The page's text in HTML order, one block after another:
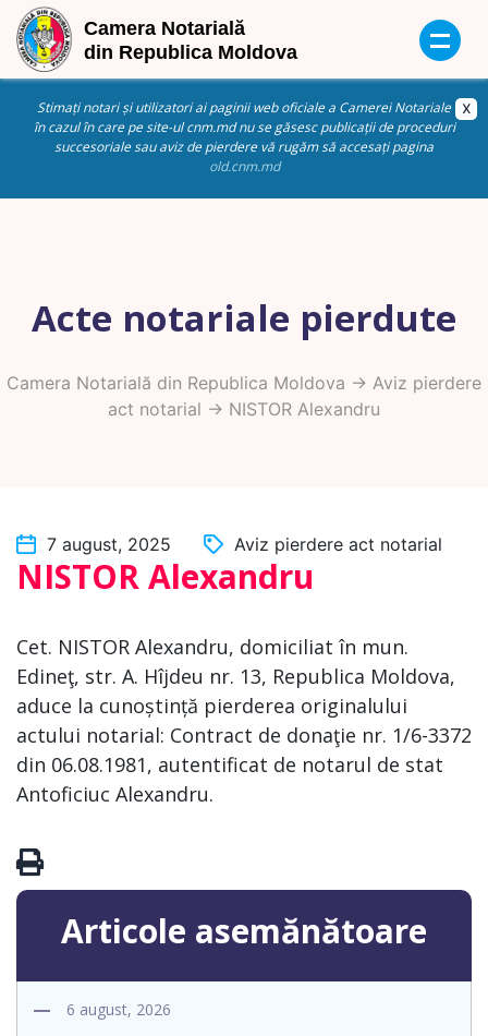
Stimați notari și utilizatori ai paginii web oficiale a Camerei Notariale
în cazul în care pe site-ul cnm.md nu se găsesc publicații de proceduri
succesoriale sau aviz de pierdere vă rugăm să accesați pagina
old.cnm.md
Acte notariale pierdute
Camera Notarială din Republica Moldova -> Aviz pierdere
act notarial -> NISTOR Alexandru
7 august, 2025 Aviz pierdere act notarial
NISTOR Alexandru
Cet. NISTOR Alexandru, domiciliat în mun.
Edineţ, str. A. Hîjdeu nr. 13, Republica Moldova,
aduce la cunoștință pierderea originalului
actului notarial: Contract de donaţie nr. 1/6-3372
din 06.08.1981, autentificat de notarul de stat
Antoficiuc Alexandru.
Articole asemănătoare
6 august, 2026